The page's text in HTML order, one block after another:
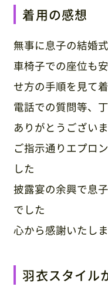
着用の感想
無事に息子の結婚
車椅子での座位も
せ方の手順を見て
電話での質問等、
ありがとうござい
ご指示通りエプロ
した
披露宴の余興で息
でした
心から感謝いたしま
羽衣スタイル